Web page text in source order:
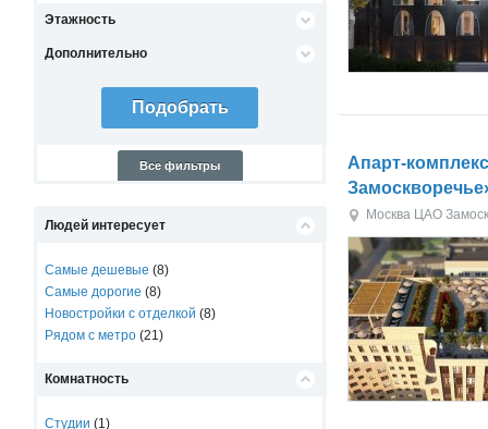
Этажность
Дополнительно
Все фильтры
Людей интересует
Самые дешевые (8)
Самые дорогие (8)
Новостройки с отделкой (8)
Рядом с метро (21)
Комнатность
Студии (1)
Апарт-
Москва ЦАО